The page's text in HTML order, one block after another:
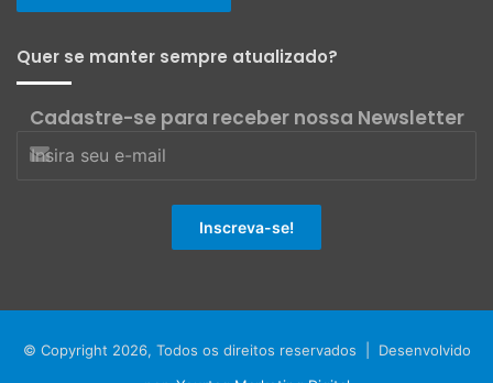
Quer se manter sempre atualizado?
Cadastre-se para receber nossa Newsletter
© Copyright 2026, Todos os direitos reservados | Desenvolvido